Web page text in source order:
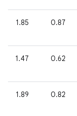
0.87
1.85
0.62
1.47
0.82
1.89